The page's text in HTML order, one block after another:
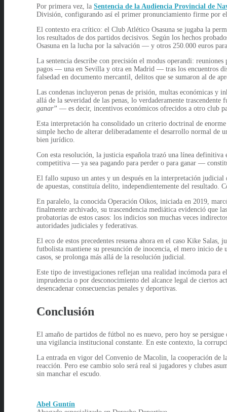
Por primera vez, la Sentencia de la Audiencia Provincial de
División, configurando así el primer pronunciamiento firme por
El contexto era crítico: el Club Atlético Osasuna se jugaba la
los resultados de dos partidos decisivos. Según los hechos
Osasuna en la lucha por la salvación — y otros 250.000 euros
La sentencia describe con precisión el modus operandi:
pagos — una en Sevilla y otra en Madrid — tras los encuentros
falsedad en documento mercantil, delitos que se sumaron al de
Las condenas incluyeron penas de prisión, multas económicas y
allá de la severidad de las penas, lo verdaderamente
ganar” — es decir, incentivos económicos ofrecidos a otro club
Esta interpretación ha consolidado un criterio doctrinal de
simple hecho de alterar deliberadamente el desarrollo normal de
bien jurídico.
Con esta resolución, la justicia española trazó una línea
competitiva — ya sea pagando para perder o para ganar —
El fallo supuso un antes y un después en la interpretación
de apuestas, constituía delito, independientemente del resultado.
En paralelo, la conocida Operación Oikos, iniciada en 2019,
finalmente archivado, su trascendencia mediática evidenció que
probatorias de estos casos: los indicios son muchas veces
autoridades judiciales y federativas.
El eco de estos precedentes resuena ahora en el caso Kike
futbolista mantiene su presunción de inocencia, el mero inicio de
casos, se prolonga más allá de la resolución judicial.
Este tipo de investigaciones reflejan una realidad incómoda para
imprudencia o por desconocimiento del alcance legal de ciertos
desencadenar consecuencias penales y deportivas.
Conclusión
El amaño de partidos de fútbol no es nuevo, pero hoy se
una vigilancia institucional constante. En este contexto, la
La entrada en vigor del Convenio de Macolin, la cooperación de
reacción. Pero ese cambio solo será real si jugadores y clubes
sin manchar el escudo.
Abel Guntín